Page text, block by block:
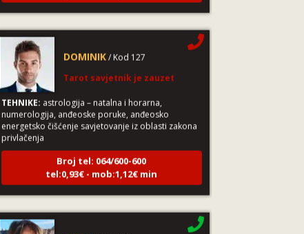
TEHNIKE:astrologija – natalna i horarna,
numerologija, anđeoske poruke, anđeosko
energetsko čišćenje savjetovanje iz oblasti zakona
privlačenja
Broj tel: 064/600-600
tel:0,93€ - mob:1,12€ min